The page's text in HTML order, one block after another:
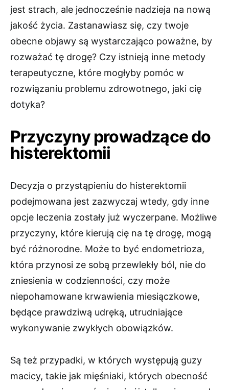
jest strach, ale jednocześnie nadzieja na nową
jakość życia. Zastanawiasz się, czy twoje
obecne objawy są wystarczająco poważne, by
rozważać tę drogę? Czy istnieją inne metody
terapeutyczne, które mogłyby pomóc w
rozwiązaniu problemu zdrowotnego, jaki cię
dotyka?
Przyczyny prowadzące do
histerektomii
Decyzja o przystąpieniu do histerektomii
podejmowana jest zazwyczaj wtedy, gdy inne
opcje leczenia zostały już wyczerpane. Możliwe
przyczyny, które kierują cię na tę drogę, mogą
być różnorodne. Może to być endometrioza,
która przynosi ze sobą przewlekły ból, nie do
zniesienia w codzienności, czy może
niepohamowane krwawienia miesiączkowe,
będące prawdziwą udręką, utrudniające
wykonywanie zwykłych obowiązków.
Są też przypadki, w których występują guzy
macicy, takie jak mięśniaki, których obecność